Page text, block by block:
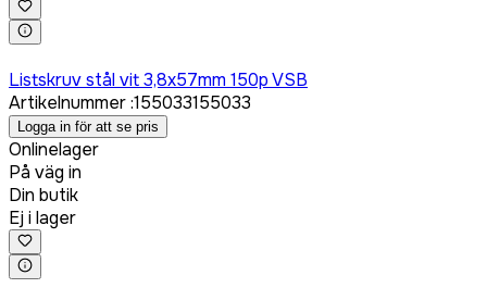
Listskruv stål vit 3,8x57mm 150p VSB
Artikelnummer:155033155033
Logga in för att se pris
Onlinelager
På väg in
Din butik
Ej i lager